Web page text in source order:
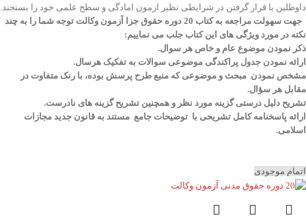
داوطلین با قرار گرفتن در شرایطی نظیر ازمون امادگی و سطح علمی خود را بسنجند.
جهت سهولت مراجعه به کتاب 20 دوره حقوق جزا آزمون وکالت توجه شما را به چند
نکته در مورد ویژگی های این کتاب جلب می نماییم:
ذکر نمودن موضوع عام و خاص هر سوال.
ارائه نمودن جدول پراکندگی موضوعی سوالات به تفکیک هرسال.
مشخص نمودن مبحث و موضوعی که منبع طرح پرسش بوده، با رنک متفاوت در
مقابل هر سؤال.
تشریح دلیل درستی گزینه مورد نظر و همچنین تشریح گزینه های نادرست.
ارائه پاسخنامه کامل تشریحی با توضیحات جامع مستند به قانون جدید مجازات
اسلامی.
اتمام موجودی